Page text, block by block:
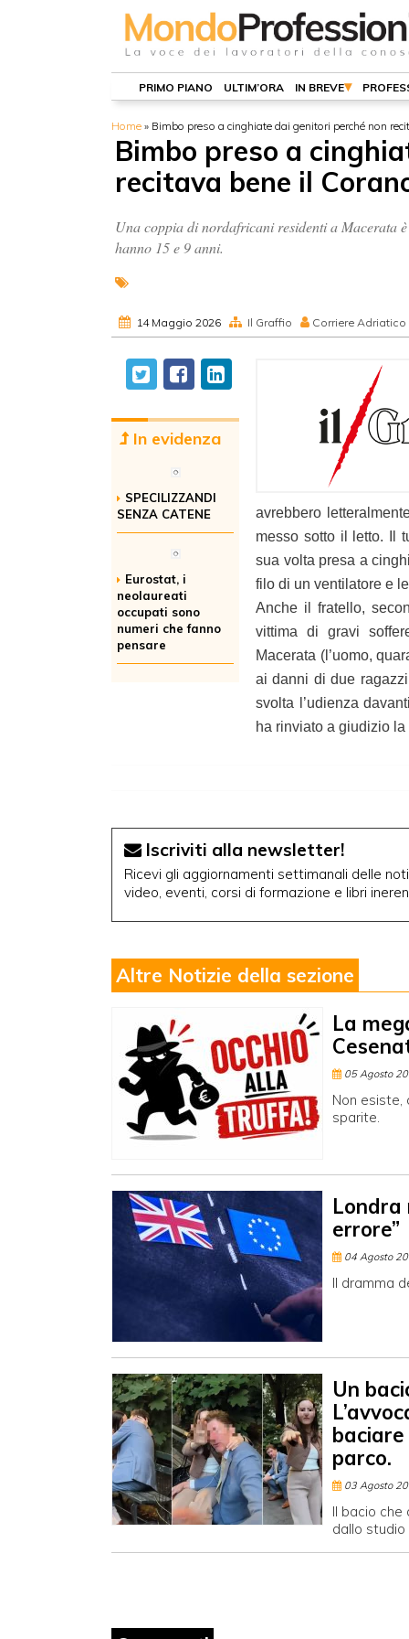
PRIMO PIANO ULTIM’ORA IN BREVE
Home » Bimbo preso a cinghiate dai genitori perché non
Bimbo preso a
recitava bene il
Una coppia di nordafricani residenti a Macerata
hanno 15 e 9 anni.
14 Maggio 2026 Il Graffio Corriere Adriatico
In evidenza
SPECILIZZANDI
SENZA CATENE
Eurostat, i
neolaureati
occupati sono
numeri che fanno
pensare
avrebbero
messo sotto il letto. Il
sua volta presa a
filo di un ventilatore e
Anche il fratello,
vittima di gravi
Macerata (l’uomo,
ai danni di due
svolta l’udienza
ha rinviato a giudizio la
Iscriviti alla newsletter!
Ricevi gli aggiornamenti settimanali delle
video, eventi, corsi di formazione e libri
Altre Notizie della sezione
La
05 Agosto
Non esiste,
sparite.
Londra
errore”
04 Agosto
Il dramma
Un
parco.
03 Agosto
Il bacio
dallo